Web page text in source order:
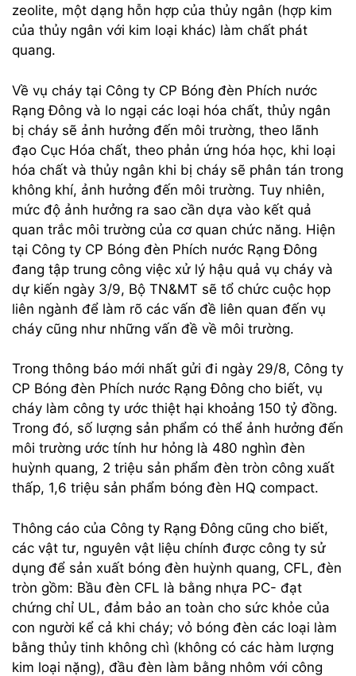
zeolite, một dạng hỗn hợp của thủy ngân (hợp kim
của thủy ngân với kim loại khác) làm chất phát
quang.
Về vụ cháy tại Công ty CP Bóng đèn Phích nước
Rạng Đông và lo ngại các loại hóa chất, thủy ngân
bị cháy sẽ ảnh hưởng đến môi trường, theo lãnh
đạo Cục Hóa chất, theo phản ứng hóa học, khi loại
hóa chất và thủy ngân khi bị cháy sẽ phân tán trong
không khí, ảnh hưởng đến môi trường. Tuy nhiên,
mức độ ảnh hưởng ra sao cần dựa vào kết quả
quan trắc môi trường của cơ quan chức năng. Hiện
tại Công ty CP Bóng đèn Phích nước Rạng Đông
đang tập trung công việc xử lý hậu quả vụ cháy và
dự kiến ngày 3/9, Bộ TN&MT sẽ tổ chức cuộc họp
liên ngành để làm rõ các vấn đề liên quan đến vụ
cháy cũng như những vấn đề về môi trường.
Trong thông báo mới nhất gửi đi ngày 29/8, Công ty
CP Bóng đèn Phích nước Rạng Đông cho biết, vụ
cháy làm công ty ước thiệt hại khoảng 150 tỷ đồng.
Trong đó, số lượng sản phẩm có thể ảnh hưởng đến
môi trường ước tính hư hỏng là 480 nghìn đèn
huỳnh quang, 2 triệu sản phẩm đèn tròn công xuất
thấp, 1,6 triệu sản phẩm bóng đèn HQ compact.
Thông cáo của Công ty Rạng Đông cũng cho biết,
các vật tư, nguyên vật liệu chính được công ty sử
dụng để sản xuất bóng đèn huỳnh quang, CFL, đèn
tròn gồm: Bầu đèn CFL là bằng nhựa PC- đạt
chứng chỉ UL, đảm bảo an toàn cho sức khỏe của
con người kể cả khi cháy; vỏ bóng đèn các loại làm
bằng thủy tinh không chì (không có các hàm lượng
kim loại nặng), đầu đèn làm bằng nhôm với công